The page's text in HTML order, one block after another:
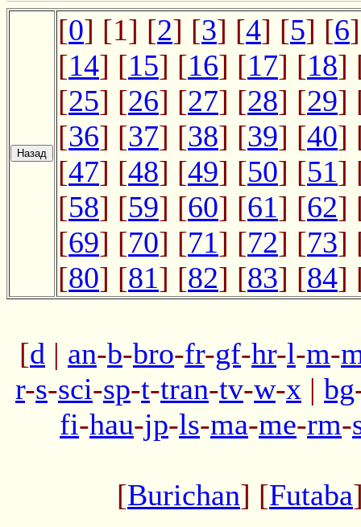
[0] [1] [2] [3] [4] [5] [6
[14] [15] [16] [17] [18]
[25] [26] [27] [28] [29]
[36] [37] [38] [39] [40]
[47] [48] [49] [50] [51]
[58] [59] [60] [61] [62]
[69] [70] [71] [72] [73]
[80] [81] [82] [83] [84]
[d | an-b-bro-fr-gf-hr-l-m-
r-s-sci-sp-t-tran-tv-w-x | bg
fi-hau-jp-ls-ma-me-rm-
[Burichan] [Futaba